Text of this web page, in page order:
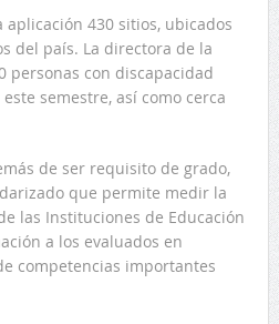
430 sitios, ubicados
del país. La directora de la
personas con discapacidad
semestre, así como cerca
de ser requisito de grado,
que permite medir la
las Instituciones de Educación
a los evaluados en
competencias importantes